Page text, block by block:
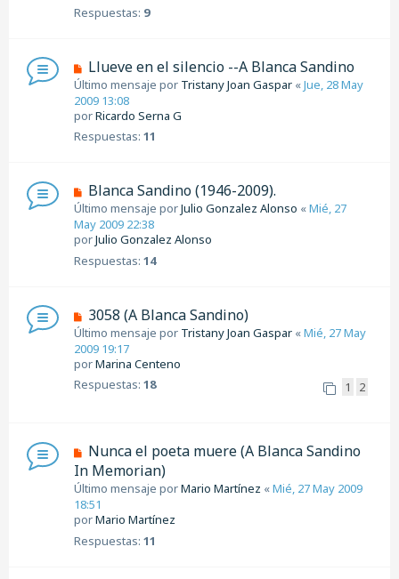
Respuestas: 9
Llueve en el silencio --A Blanca Sandino
Último mensaje por Tristany Joan Gaspar «Jue, 28 May
2009 13:08
porRicardo Serna G
Respuestas: 11
Blanca Sandino (1946-2009).
Último mensaje porJulio Gonzalez Alonso «Mié, 27
May 2009 22:38
porJulio Gonzalez Alonso
Respuestas: 14
3058 (A Blanca Sandino)
Último mensaje por Tristany Joan Gaspar «Mié, 27 May
2009 19:17
porMarina Centeno
Respuestas: 18 1 2
Nunca el poeta muere (A Blanca Sandino
In Memorian)
Último mensaje porMario Martínez «Mié, 27 May 2009
18:51
porMario Martínez
Respuestas: 11